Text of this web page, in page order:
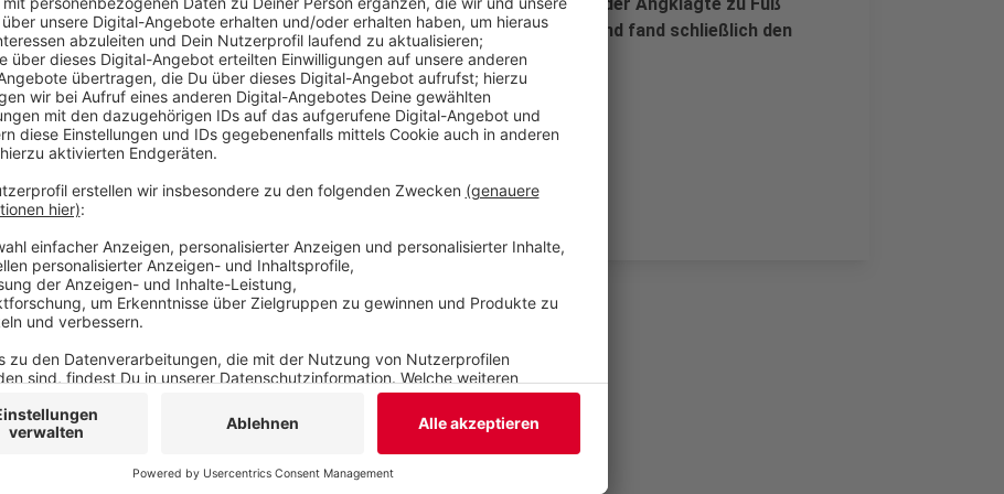
weiter flüchtete. Die Polizei setzte einen Hubschrauber ein und fand schließlich den
Mann in einem Waldstück.
Veröffentlicht:Donnerstag, 06.10.2022 13:39
Anzeige